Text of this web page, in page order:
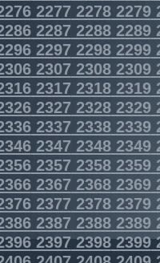
227722782279
2287 22882289
2297 22982299
2307 23082309
231723182319
2327 23282329
2337 23382339
2347 23482349
2357 23582359
2367 23682369
2377 23782379
2387 23882389
239723982399